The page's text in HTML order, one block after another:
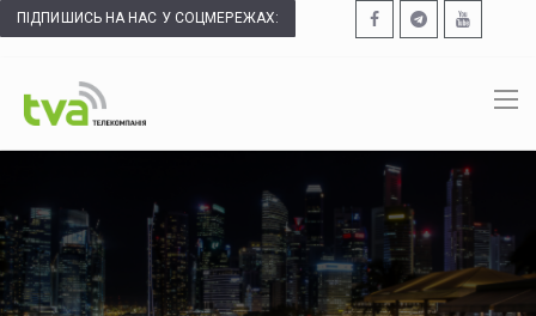
ПІДПИШИСЬ НА НАС У СОЦМЕРЕЖАХ: